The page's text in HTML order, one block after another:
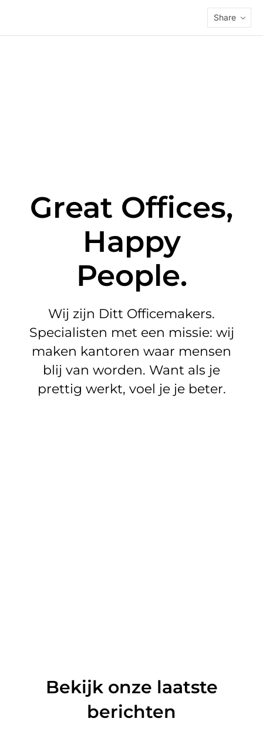
Share
Great Offices,
Happy
People.
Wij zijn Ditt Officemakers.
Specialisten met een missie: wij
maken kantoren waar mensen
blij van worden. Want als je
prettig werkt, voel je je beter.
Bekijk onze laatste
berichten